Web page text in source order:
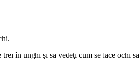
în unghi şi să vedeţi cum se face ochi